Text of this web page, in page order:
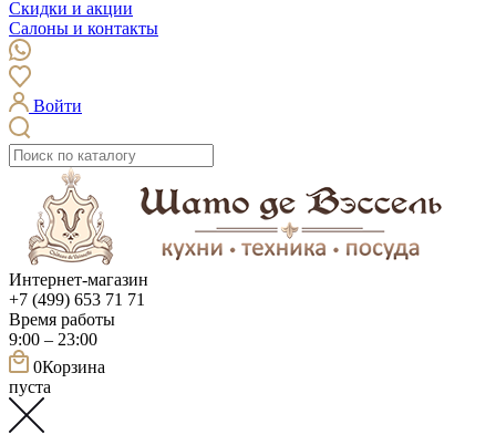
Скидки и акции
Салоны и контакты
Войти
Интернет-магазин
+7 (499) 653 71 71
Время работы
9:00 – 23:00
0Корзина
пуста